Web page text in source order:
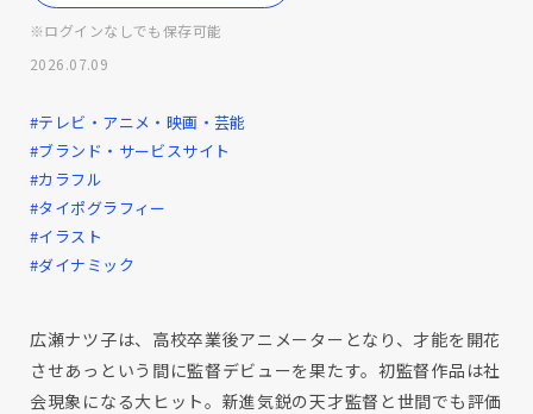
※ログインなしでも保存可能
2026.07.09
#テレビ・アニメ・映画・芸能
#ブランド・サービスサイト
#カラフル
#タイポグラフィー
#イラスト
#ダイナミック
広瀬ナツ子は、高校卒業後アニメーターとなり、才能を開花
させあっという間に監督デビューを果たす。初監督作品は社
会現象になる大ヒット。新進気鋭の天才監督と世間でも評価